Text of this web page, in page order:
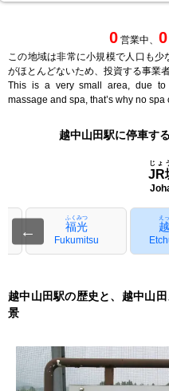
0 営業中、 0
この地域は非常に小規模で人口も
がほとんどないため、投資する事業
This is a very small area, due to
massage and spa, that’s why no
越中山田駅に停車す
JR
じょ
← 福光
ふくみつ
Fukumitsu
え
越中山田駅の歴史と、越中山
景